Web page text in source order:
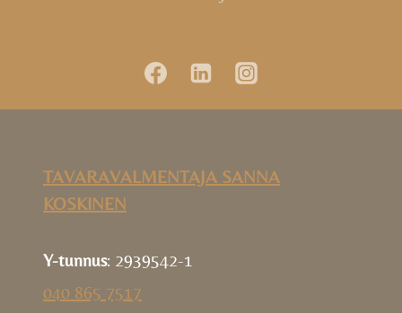
TAVARAVALMENTAJA SANNA
KOSKINEN
Y-tunnus: 2939542-1
040 865 7517